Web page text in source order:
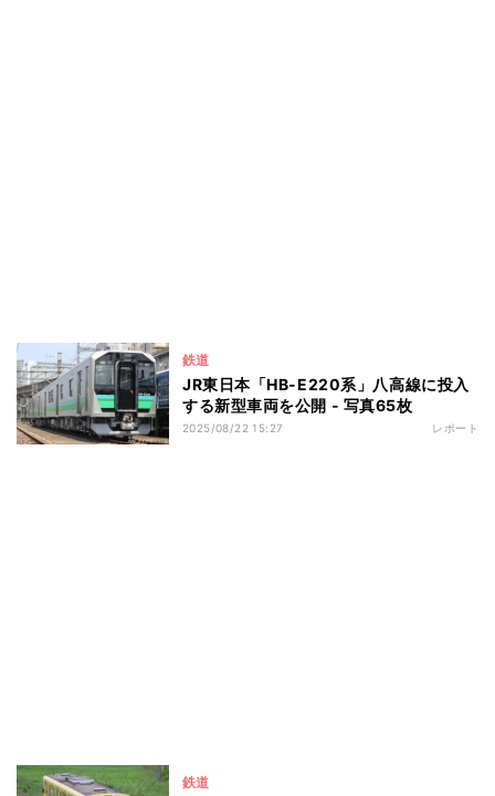
鉄道
JR東日本「HB-E220系」八高線に投入
する新型車両を公開 - 写真65枚
2025/08/22 15:27 レポート
鉄道